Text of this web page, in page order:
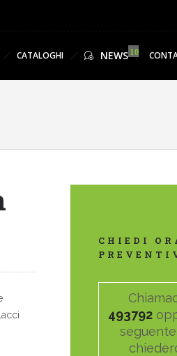
CATALOGHI NEWS
CHIEDI
493792